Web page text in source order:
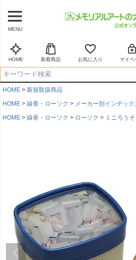
MENU
HOME 新着商品 お気に入り マイペ
HOME
新規取扱商品
HOME
線香・ローソク メーカー別インデック
HOME
線香・ローソク ローソク ミニろうそ